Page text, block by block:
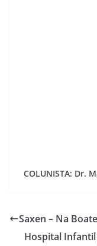
COLUNISTA:
Saxen – Na
Hospital